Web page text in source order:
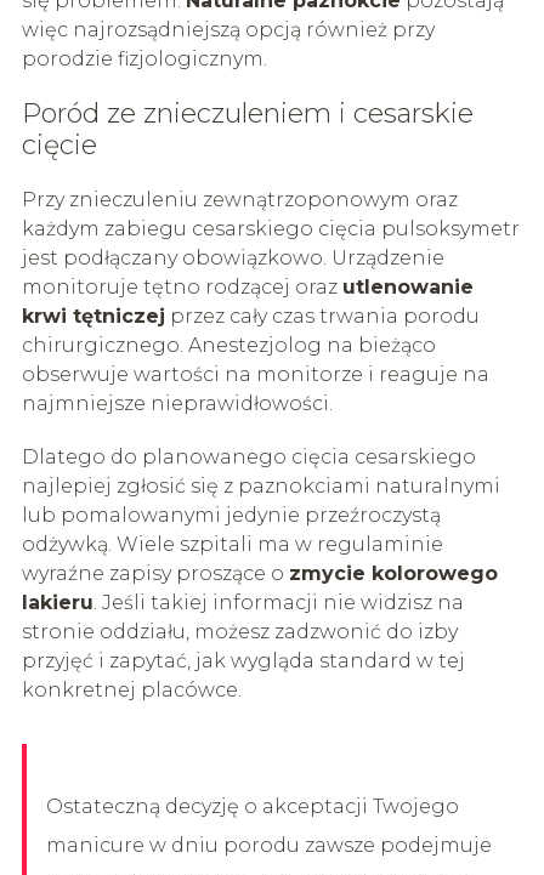
więc najrozsądniejszą opcją również przy
porodzie fizjologicznym.
Poród ze znieczuleniem i cesarskie
cięcie
Przy znieczuleniu zewnątrzoponowym oraz
każdym zabiegu cesarskiego cięcia pulsoksymetr
jest podłączany obowiązkowo. Urządzenie
monitoruje tętno rodzącej oraz utlenowanie
krwi tętniczej przez cały czas trwania porodu
chirurgicznego. Anestezjolog na bieżąco
obserwuje wartości na monitorze i reaguje na
najmniejsze nieprawidłowości.
Dlatego do planowanego cięcia cesarskiego
najlepiej zgłosić się z paznokciami naturalnymi
lub pomalowanymi jedynie przeźroczystą
odżywką. Wiele szpitali ma w regulaminie
wyraźne zapisy proszące o zmycie kolorowego
lakieru. Jeśli takiej informacji nie widzisz na
stronie oddziału, możesz zadzwonić do izby
przyjęć i zapytać, jak wygląda standard w tej
konkretnej placówce.
Ostateczną decyzję o akceptacji Twojego
manicure w dniu porodu zawsze podejmuje